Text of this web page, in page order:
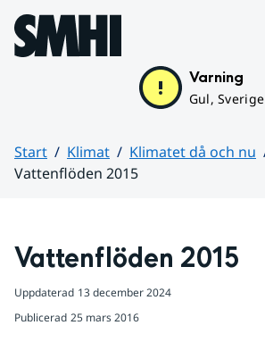
Hoppa till sidans innehåll
Varning
Gul, Sverige
Start Klimat Klimatet då och nu
Vattenflöden 2015
Vattenflöden 2015
Uppdaterad 13 december 2024
Publicerad 25 mars 2016